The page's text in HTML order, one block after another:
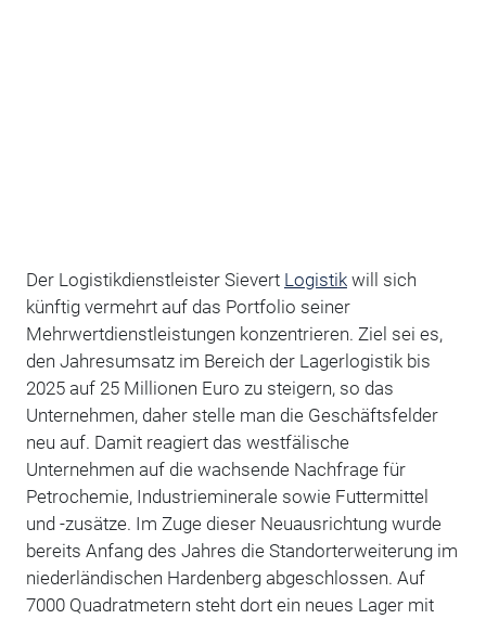
Der Logistikdienstleister Sievert Logistikwill sich
künftig vermehrt auf das Portfolio seiner
Mehrwertdienstleistungen konzentrieren. Ziel sei es,
den Jahresumsatz im Bereich der Lagerlogistik bis
2025 auf 25 Millionen Euro zu steigern, so das
Unternehmen, daher stelle man die Geschäftsfelder
neu auf. Damit reagiert das westfälische
Unternehmen auf die wachsende Nachfrage für
Petrochemie, Industrieminerale sowie Futtermittel
und -zusätze. Im Zuge dieser Neuausrichtung wurde
bereits Anfang des Jahres die Standorterweiterung im
niederländischen Hardenberg abgeschlossen. Auf
7000 Quadratmetern steht dort ein neues Lager mit